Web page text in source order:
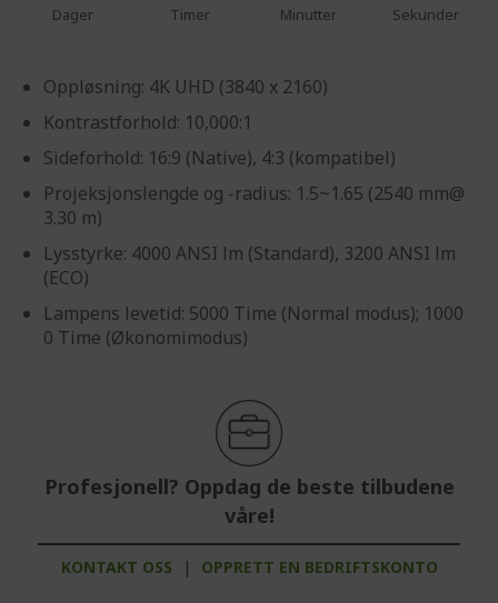
Dager Timer Minutter Sekunder
Oppløsning: 4K UHD (3840 x 2160)
Kontrastforhold: 10,000:1
Sideforhold: 16:9 (Native), 4:3 (kompatibel)
Projeksjonslengde og -radius: 1.5~1.65 (2540 mm@
3.30 m)
Lysstyrke: 4000 ANSI lm (Standard), 3200 ANSI lm
(ECO)
Lampens levetid: 5000 Time (Normal modus); 1000
0 Time (Økonomimodus)
Profesjonell? Oppdag de beste tilbudene
våre!
KONTAKT OSS | OPPRETT EN BEDRIFTSKONTO